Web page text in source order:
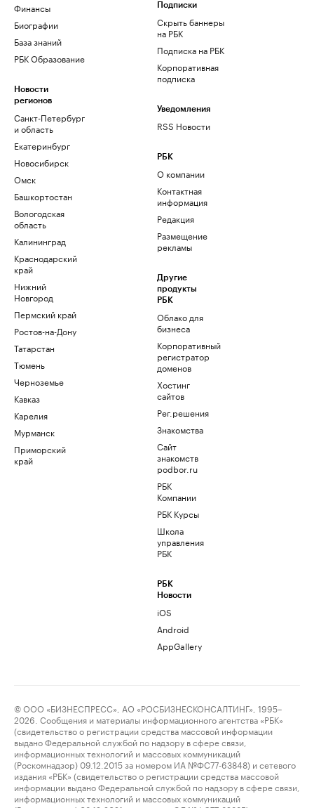
Финансы
Биографии
База знаний
РБК Образование
Новости
регионов
Санкт-Петербург
и область
Екатеринбург
Новосибирск
Омск
Башкортостан
Вологодская
область
Калининград
Краснодарский
край
Нижний
Новгород
Пермский край
Ростов-на-Дону
Татарстан
Тюмень
Черноземье
Кавказ
Карелия
Мурманск
Приморский
край
Подписки
Скрыть баннеры
на РБК
Подписка на РБК
Корпоративная
подписка
Уведомления
RSS Новости
РБК
О компании
Контактная
информация
Редакция
Размещение
рекламы
Другие
продукты
РБК
Облако для
бизнеса
Корпоративный
регистратор
доменов
Хостинг
сайтов
Рег.решения
Знакомства
Сайт
знакомств
podbor.ru
РБК
Компании
РБК Курсы
Школа
управления
РБК
РБК
Новости
iOS
Android
AppGallery
© ООО «БИЗНЕСПРЕСС», АО «РОСБИЗНЕСКОНСАЛТИНГ», 1995–
2026. Сообщения и материалы информационного агентства «РБК»
(свидетельство о регистрации средства массовой информации
выдано Федеральной службой по надзору в сфере связи,
информационных технологий и массовых коммуникаций
(Роскомнадзор) 09.12.2015 за номером ИА №ФС77-63848) и сетевого
издания «РБК» (свидетельство о регистрации средства массовой
информации выдано Федеральной службой по надзору в сфере связи,
информационных технологий и массовых коммуникаций